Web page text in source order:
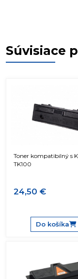
Súvisiace
Toner kompatibilný s
TK100
24,50 €
Do košíka